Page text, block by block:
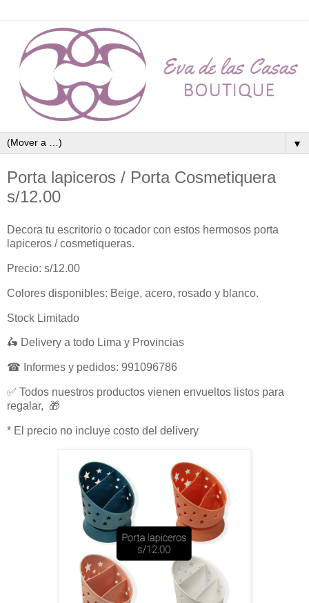
▼
Porta lapiceros / Porta Cosmetiquera
s/12.00
Decora tu escritorio o tocador con estos hermosos porta
lapiceros / cosmetiqueras.
Precio: s/12.00
Colores disponibles: Beige, acero, rosado y blanco.
Stock Limitado
🛵 Delivery a todo Lima y Provincias
☎ Informes y pedidos: 991096786
✅ Todos nuestros productos vienen envueltos listos para
regalar, 🎁
* El precio no incluye costo del delivery